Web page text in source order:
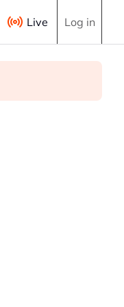
Live Log in